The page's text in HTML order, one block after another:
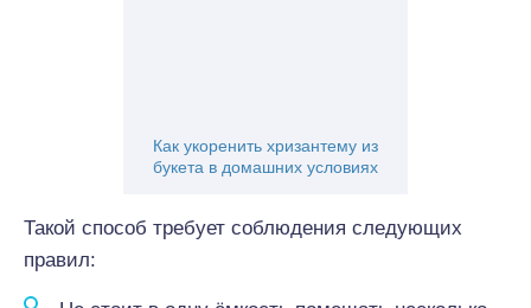
Как укоренить хризантему из
букета в домашних условиях
Такой способ требует соблюдения следующих
правил: